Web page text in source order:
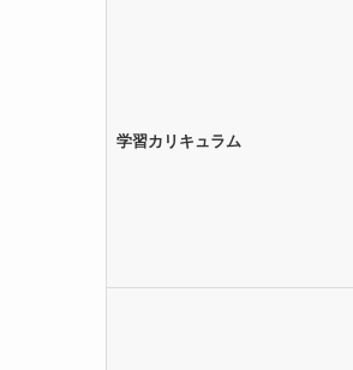
学習カリキュラム